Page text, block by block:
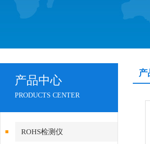
产品中心
PRODUCTS CENTER
ROHS检测仪
产